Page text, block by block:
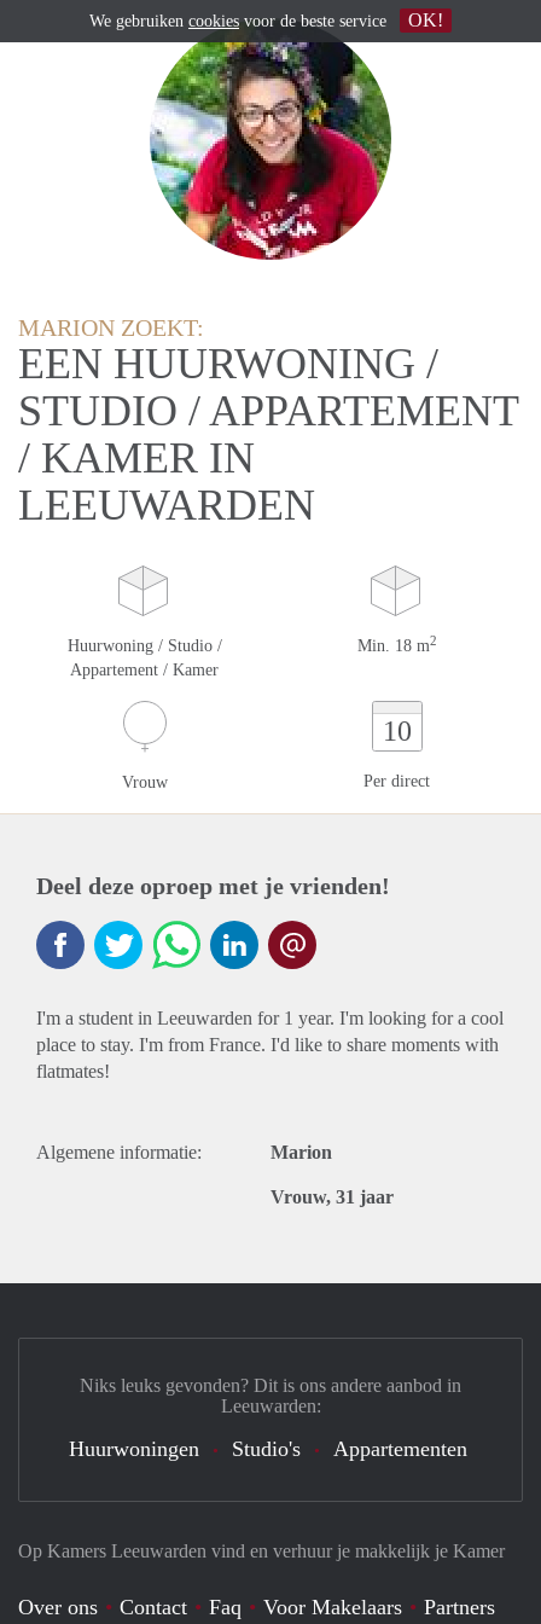
MARION ZOEKT:
EEN HUURWONING /
STUDIO / APPARTEMENT
/ KAMER IN
LEEUWARDEN
Huurwoning / Studio /
Appartement / Kamer
Min. 18 m2
Vrouw
10
Per direct
Deel deze oproep met je vrienden!
I'm a student in Leeuwarden for 1 year. I'm looking for a cool
place to stay. I'm from France. I'd like to share moments with
flatmates!
Algemene informatie: Marion
Vrouw, 31 jaar
Op Kamers Leeuwarden vind en verhuur je makkelijk je Kamer
Over ons Contact Faq Voor Makelaars Partners
Niks leuks gevonden? Dit is ons andere aanbod in
Leeuwarden:
Huurwoningen Studio's Appartementen
We gebruiken cookies voor de beste service OK!